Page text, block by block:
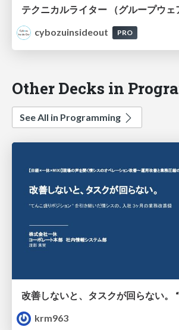
テクニカルライター （グループウェ
cybozuinsideout
PRO
Other Decks in
See All in Programming
krm963